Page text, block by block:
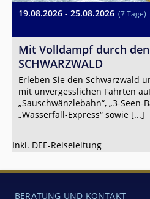
19.08.2026 - 25.08.2026 (7 Tage)
Mit Volldampf durch
SCHWARZWALD
Erleben Sie den Schwarzwald
mit unvergesslichen Fahrten
„Sauschwänzlebahn“, „3-
„Wasserfall-Express“ sowie [...]
Inkl. DEE-Reiseleitung
BERATUNG UND KONTAKT